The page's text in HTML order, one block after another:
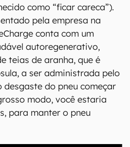
como “ficar careca”).
pela empresa na
conta com um
autoregenerativo,
teias de aranha, que é
a ser administrada pelo
do pneu começar
modo, você estaria
para manter o pneu